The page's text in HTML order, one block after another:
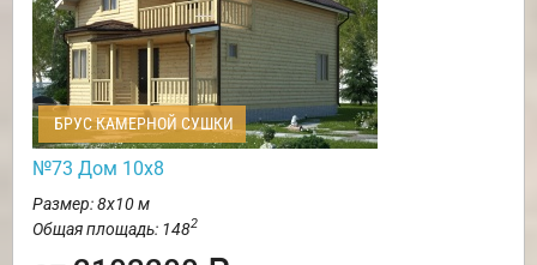
БРУС КАМЕРНОЙ СУШКИ
№73 Дом 10х8
Размер: 8х10 м
Общая площадь: 1482